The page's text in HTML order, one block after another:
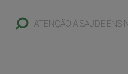
ATENÇÃO À SAUDE